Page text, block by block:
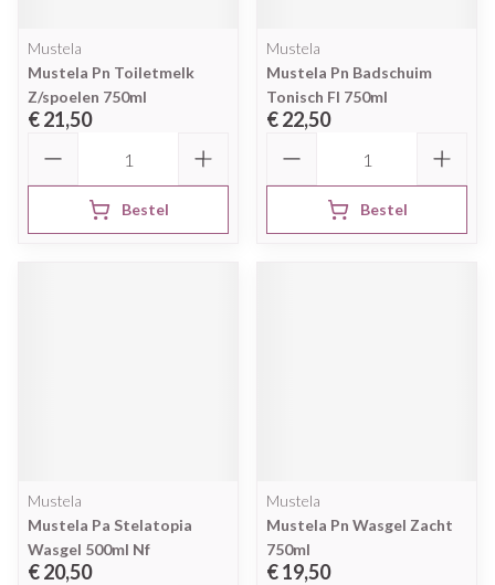
Mustela
Mustela Pn Toiletmelk
Z/spoelen 750ml
€ 21,50
Bestel
Mustela
Mustela Pn Badschuim
Tonisch Fl 750ml
€ 22,50
Bestel
Mustela
Mustela Pa Stelatopia
Wasgel 500ml Nf
€ 20,50
Mustela
Mustela Pn Wasgel Zacht
750ml
€ 19,50